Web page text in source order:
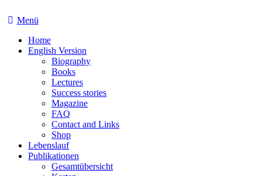
Menü
Home
English Version
Biography
Books
Lectures
Success stories
Magazine
FAQ
Contact and Links
Shop
Lebenslauf
Publikationen
Gesamtübersicht